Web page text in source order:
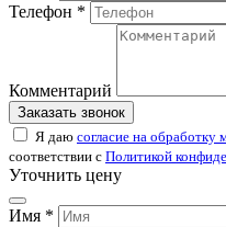
Телефон *
Комментарий
Заказать звонок
Я даю согласие на
соответствии с Политикой
Уточнить цену
Имя *